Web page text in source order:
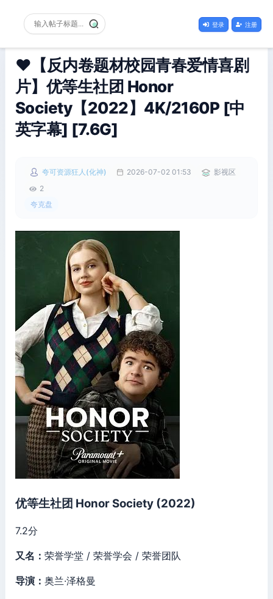
登录 注册
❤️【反内卷题材校园青春爱情喜剧
片】优等生社团 Honor
Society【2022】4K/2160P [中
英字幕] [7.6G]
夸可资源狂人(化神) 2026-07-02 01:53
影视区
2
夸克盘
优等生社团 Honor Society (2022)
7.2分
又名： 荣誉学堂 / 荣誉学会 / 荣誉团队
导演： 奥兰·泽格曼